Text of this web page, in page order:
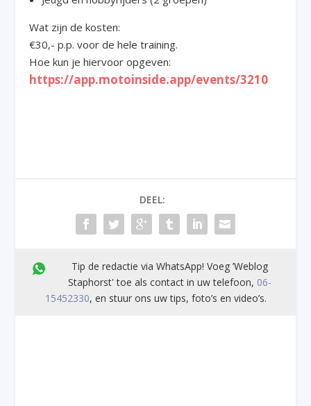
Wat zijn de kosten:
€30,- p.p. voor de hele training.
Hoe kun je hiervoor opgeven:
https://app.motoinside.app/events/3210
DEEL:
Tip de redactie via WhatsApp! Voeg ’Weblog
Staphorst' toe als contact in uw telefoon, 06-
15452330, en stuur ons uw tips, foto’s en video’s.